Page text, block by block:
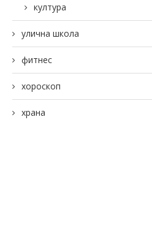
култура
улична школа
фитнес
хороскоп
храна